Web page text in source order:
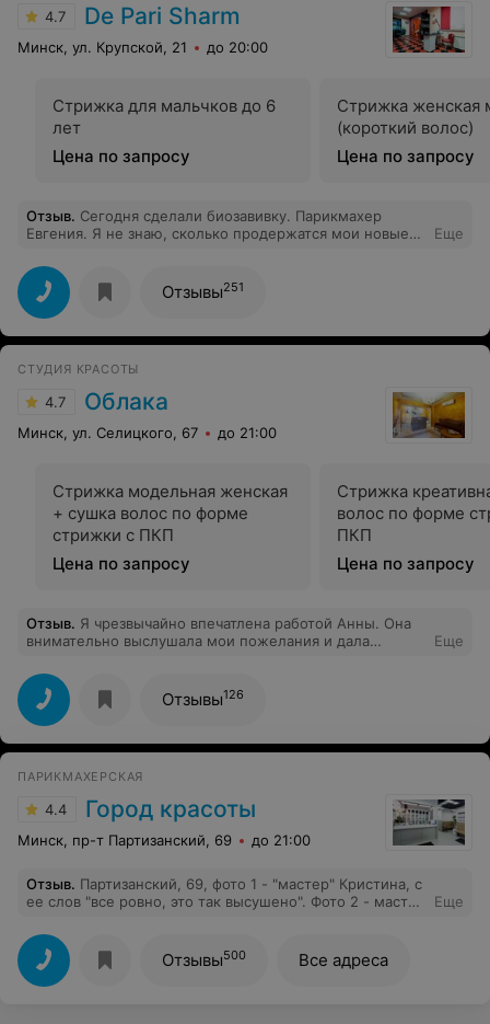
4.7 De Pari Sharm
Минск, ул. Крупской, 21 до 20:00
Стрижка для мальчков до 6
лет
Цена по запросу
Стрижка женская
(короткий волос)
Цена по запросу
Отзыв. Сегодня сделали биозавивку. Парикмахер
Евгения. Я не знаю, сколько продержатся мои новые
поблагодарить Женю за ее старания и усердия. Ее
работа выше всяких похвал. Так же хочу отметить тут
маникюр. Хожу постоянно, недавно попала к новому
мастеру Елене, хочу и ее отметить как прилежного,
старательной и результативного мастера
Еще
Отзывы251
СТУДИЯ КРАСОТЫ
4.7 Облака
Минск, ул. Селицкого, 67 до 21:00
Стрижка модельная женская
+ сушка волос по форме
стрижки с ПКП
Цена по запросу
Стрижка
волос по форме
ПКП
Цена по запросу
Отзыв. Я чрезвычайно впечатлена работой Анны. Она
внимательно выслушала мои пожелания и дала
сделала все возможное, чтобы я чувствовала себя
комфортно и непринужденно. Я настоятельно
рекомендую Анну всем, кто ищет исключительные
парикмахерские услуги. Она не только превосходно
умеет обращаться с волосами, но и обладает
Еще
Отзывы126
ПАРИКМАХЕРСКАЯ
4.4 Город красоты
Минск, пр-т Партизанский, 69 до 21:00
Отзыв. Партизанский, 69, фото 1 - "мастер" Кристина, с
ее слов "все ровно, это так высушено". Фото 2 - мастер
на Долгобродской, никогда не было нареканий, т.к.
стрижка простая - убрать длину, срез полукругом; все,
как есть, но короче. Я не думала, что можно это как-то
испортить, но увы, возможно все. То, что длину мне
Еще
Отзывы500 Все адреса